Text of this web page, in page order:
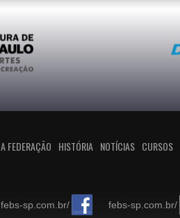
A FEDERAÇÃO HISTÓRIA NOTÍCIAS CURSOS
febs-sp.com.br/ febs-sp.com.br/